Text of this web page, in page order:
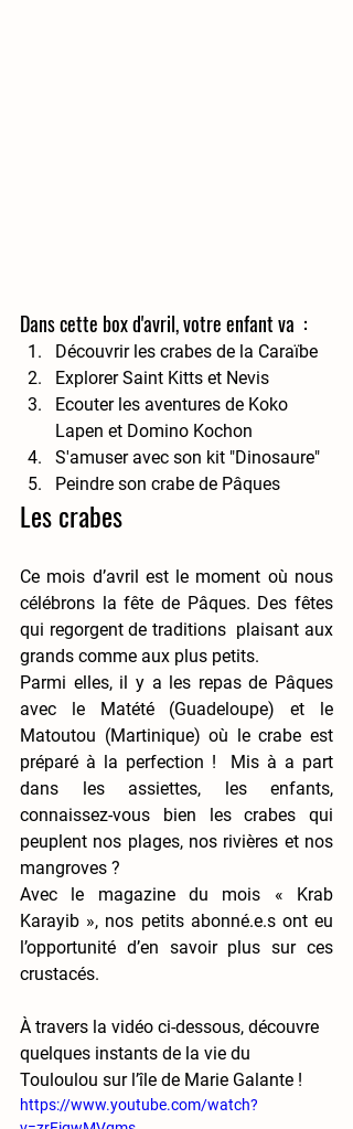
Dans cette box d'avril, votre enfant va  :
Découvrir les crabes de la Caraïbe
Explorer Saint Kitts et Nevis
Ecouter les aventures de Koko
Lapen et Domino Kochon
S'amuser avec son kit "Dinosaure"
Peindre son crabe de Pâques
Les crabes
Ce mois d’avril est le moment où nous
célébrons la fête de Pâques. Des fêtes
qui regorgent de traditions  plaisant aux
grands comme aux plus petits.
Parmi elles, il y a les repas de Pâques
avec le
Matété
Matoutou (Martinique) où le crabe est
préparé à la perfection !  Mis à a part
dans les assiettes, les enfants,
connaissez-vous bien les crabes qui
peuplent nos plages, nos rivières et nos
mangroves ?
Avec le magazine du mois « Krab
Karayib », nos petits abonné.e.s ont eu
l’opportunité d’en savoir plus sur ces
crustacés.
À travers la vidéo ci-dessous, découvre
quelques instants de la vie du
Touloulou sur l’île de Marie Galante !
https://www.youtube.com/watch?